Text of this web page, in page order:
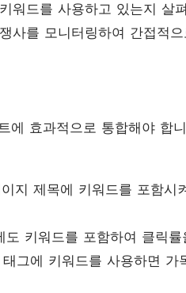
워드를 사용하고 있는지 살
사를 모니터링하여 간접적
에 효과적으로 통합해야 합
지 제목에 키워드를 포함시
도 키워드를 포함하여 클릭
태그에 키워드를 사용하면